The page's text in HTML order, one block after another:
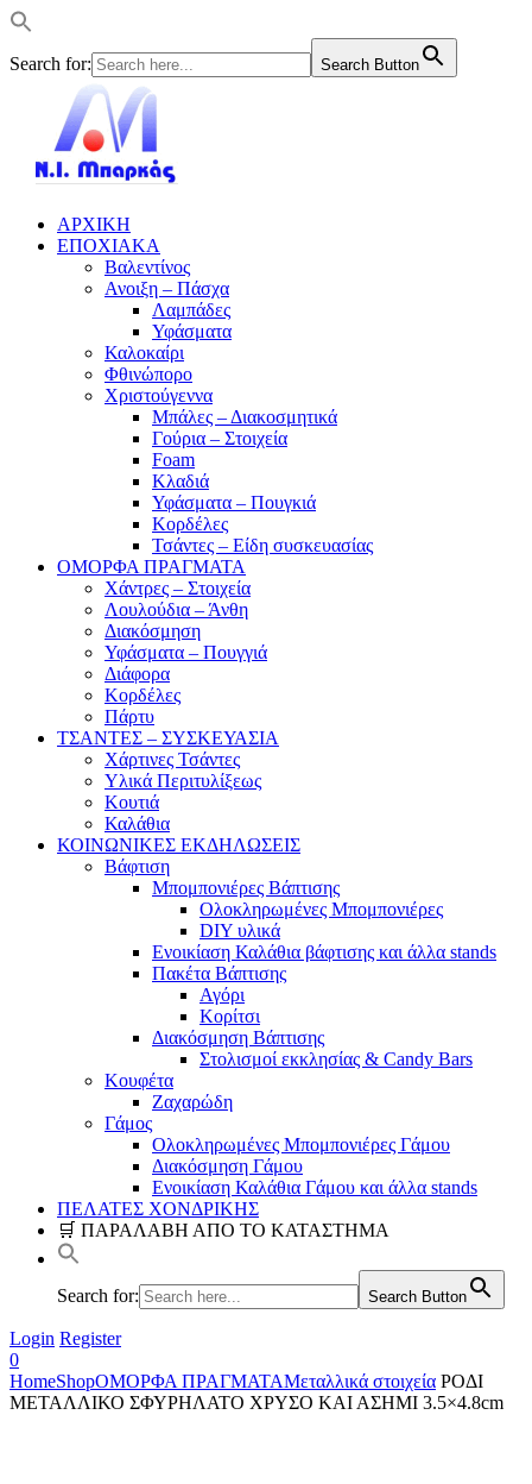
Search for: Search Button
ΑΡΧΙΚΗ
ΕΠΟΧΙΑΚΑ
Βαλεντίνος
Ανοιξη – Πάσχα
Λαμπάδες
Υφάσματα
Καλοκαίρι
Φθινώπορο
Χριστούγεννα
Μπάλες – Διακοσμητικά
Γούρια – Στοιχεία
Foam
Κλαδιά
Υφάσματα – Πουγκιά
Κορδέλες
Τσάντες – Είδη συσκευασίας
ΟΜΟΡΦΑ ΠΡΑΓΜΑΤΑ
Χάντρες – Στοιχεία
Λουλούδια – Άνθη
Διακόσμηση
Υφάσματα – Πουγγιά
Διάφορα
Κορδέλες
Πάρτυ
ΤΣΑΝΤΕΣ – ΣΥΣΚΕΥΑΣΙΑ
Χάρτινες Τσάντες
Υλικά Περιτυλίξεως
Κουτιά
Καλάθια
ΚΟΙΝΩΝΙΚΕΣ ΕΚΔΗΛΩΣΕΙΣ
Βάφτιση
Μπομπονιέρες Βάπτισης
Ολοκληρωμένες Μπομπονιέρες
DIY υλικά
Ενοικίαση Καλάθια βάφτισης και άλλα stands
Πακέτα Βάπτισης
Αγόρι
Κορίτσι
Διακόσμηση Βάπτισης
Στολισμοί εκκλησίας & Candy Bars
Κουφέτα
Ζαχαρώδη
Γάμος
Ολοκληρωμένες Μπομπονιέρες Γάμου
Διακόσμηση Γάμου
Ενοικίαση Καλάθια Γάμου και άλλα stands
ΠΕΛΑΤΕΣ ΧΟΝΔΡΙΚΗΣ
🛒 ΠΑΡΑΛΑΒΗ ΑΠΟ ΤΟ ΚΑΤΑΣΤΗΜΑ
Search for: Search Button
Login Register
0
HomeShopΟΜΟΡΦΑ ΠΡΑΓΜΑΤΑΜεταλλικά στοιχεία ΡΟΔΙ
ΜΕΤΑΛΛΙΚΟ ΣΦΥΡΗΛΑΤΟ ΧΡΥΣΟ ΚΑΙ ΑΣΗΜΙ 3.5×4.8cm